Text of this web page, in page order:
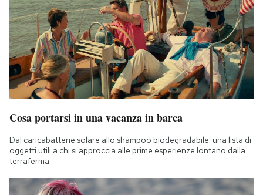
Cosa portarsi in una vacanza in barca
Dal caricabatterie solare allo shampoo biodegradabile: una lista di
oggetti utili a chi si approccia alle prime esperienze lontano dalla
terraferma